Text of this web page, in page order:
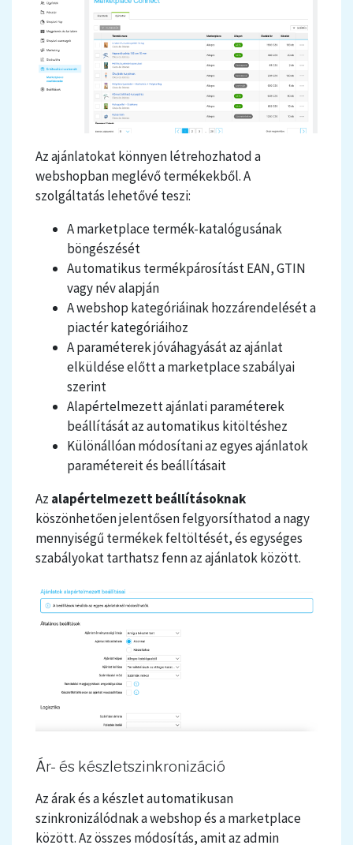
Az ajánlatokat könnyen létrehozhatod a
webshopban meglévő termékekből. A
szolgáltatás lehetővé teszi:
A marketplace termék-katalógusának
böngészését
Automatikus termékpárosítást EAN, GTIN
vagy név alapján
A webshop kategóriáinak hozzárendelését a
piactér kategóriáihoz
A paraméterek jóváhagyását az ajánlat
elküldése előtt a marketplace szabályai
szerint
Alapértelmezett ajánlati paraméterek
beállítását az automatikus kitöltéshez
Különállóan módosítani az egyes ajánlatok
paramétereit és beállításait
Az alapértelmezett beállításoknak
köszönhetően jelentősen felgyorsíthatod a nagy
mennyiségű termékek feltöltését, és egységes
szabályokat tarthatsz fenn az ajánlatok között.
Ár- és készletszinkronizáció
Az árak és a készlet automatikusan
szinkronizálódnak a webshop és a marketplace
között. Az összes módosítás, amit az admin